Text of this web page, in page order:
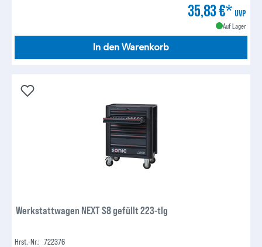
35,83 €* UVP
Auf Lager
In den Warenkorb
Werkstattwagen NEXT S8 gefüllt 223-tlg
Hrst.-Nr.: 722376